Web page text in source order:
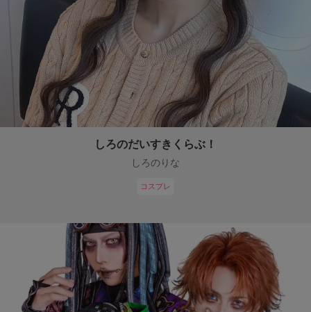
しろのだいすきくらぶ！
しろのりな
コスプレ